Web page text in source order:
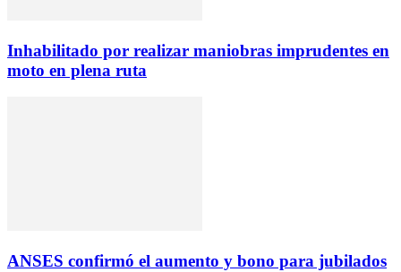
Inhabilitado por realizar maniobras imprudentes en
moto en plena ruta
ANSES confirmó el aumento y bono para jubilados